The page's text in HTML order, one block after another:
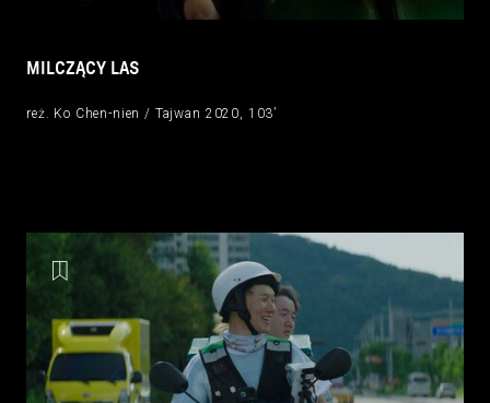
MILCZĄCY LAS
reż. Ko Chen-nien / Tajwan 2020, 103’